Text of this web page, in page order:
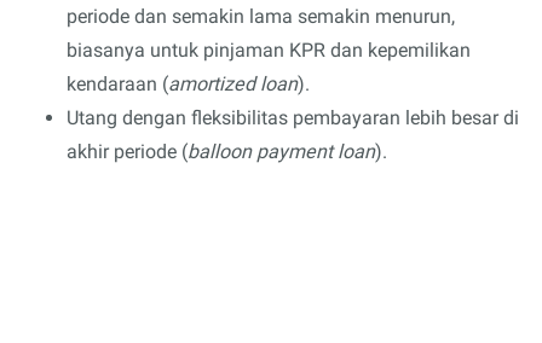
periode dan semakin lama semakin menurun,
biasanya untuk pinjaman KPR dan kepemilikan
kendaraan (amortized loan).
Utang dengan fleksibilitas pembayaran lebih besar di
akhir periode (balloon payment loan).